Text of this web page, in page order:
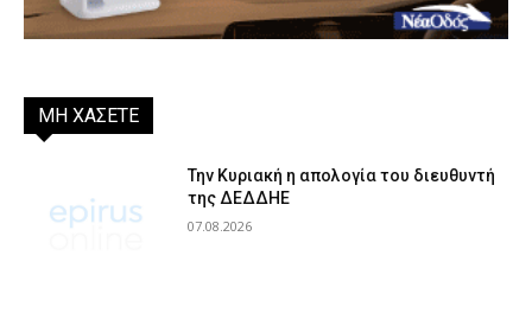
ΜΗ ΧΑΣΕΤΕ
Την Κυριακή η απολογία του διευθυντή
της ΔΕΔΔΗΕ
07.08.2026